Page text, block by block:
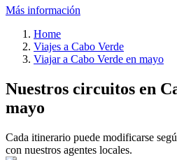
Más información
Home
Viajes a Cabo Verde
Viajar a Cabo Verde en mayo
Nuestros circuitos en
mayo
Cada itinerario puede modificarse
con nuestros agentes locales.